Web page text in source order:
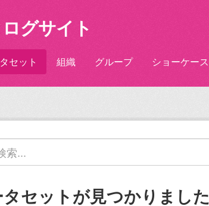
グサイト
セット 組織 グループ ショーケース
セットが見つかりました